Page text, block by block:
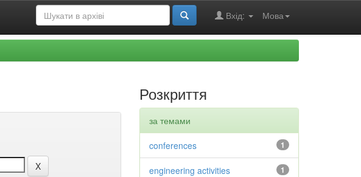
Мова
Вхід:
Розкриття
за темами
1
conferences
1
engineering activities